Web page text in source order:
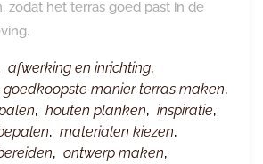
zodat het terras goed past in de
afwerking en inrichting,
goedkoopste manier terras maken,
, houten planken, inspiratie,
, materialen kiezen,
, ontwerp maken,